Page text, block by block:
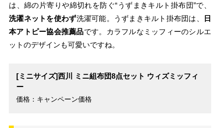
は、綿の片寄りや綿切れを防ぐ“うずまきキルト掛布団”で、
洗濯ネットを使わず洗濯可能。うずまきキルト掛布団は、
日
本アトピー協会推薦品です。カラフルなミッフィーのシルエ
ットのデザインも可愛いですね。
[ミニサイズ]西川 ミニ組布団8点セット ウィズミッフィ
ー
価格：キャンペーン価格